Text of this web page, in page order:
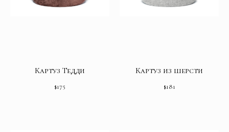
Картуз Тедди
$175
Картуз из шерсти
$181